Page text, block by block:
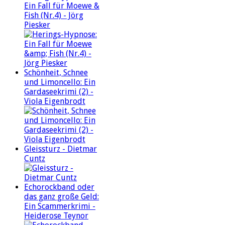
Ein Fall für Moewe &
Fish (Nr.4) - Jörg
Piesker
Schönheit, Schnee
und Limoncello: Ein
Gardaseekrimi (2) -
Viola Eigenbrodt
Gleissturz - Dietmar
Cuntz
Echorockband oder
das ganz große Geld:
Ein Scammerkrimi -
Heiderose Teynor